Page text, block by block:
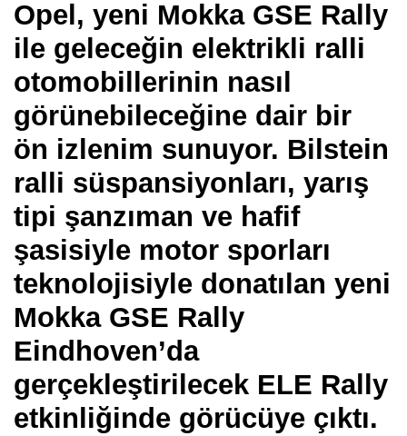
Opel, yeni Mokka GSE Rally
ile geleceğin elektrikli ralli
otomobillerinin nasıl
görünebileceğine dair bir
ön izlenim sunuyor. Bilstein
ralli süspansiyonları, yarış
tipi şanzıman ve hafif
şasisiyle motor sporları
teknolojisiyle donatılan yeni
Mokka GSE Rally
Eindhoven’da
gerçekleştirilecek ELE Rally
etkinliğinde görücüye çıktı.